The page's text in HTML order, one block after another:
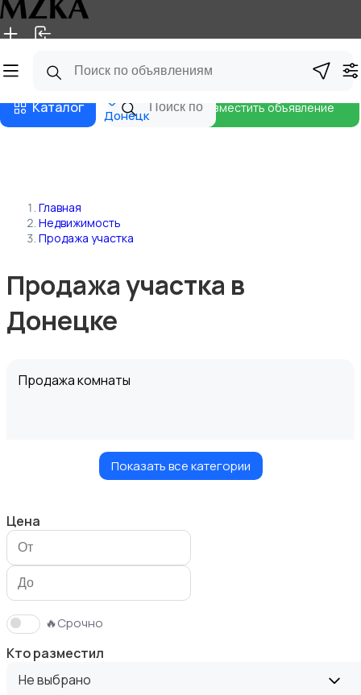
Главная Магазины
Каталог Донецк
Разместить объявление
Главная
Недвижимость
Продажа участка
Продажа участка в
Донецке
Продажа комнаты
Продажа участка
Показать все категории
Цена
🔥Срочно
Кто разместил
Не выбрано